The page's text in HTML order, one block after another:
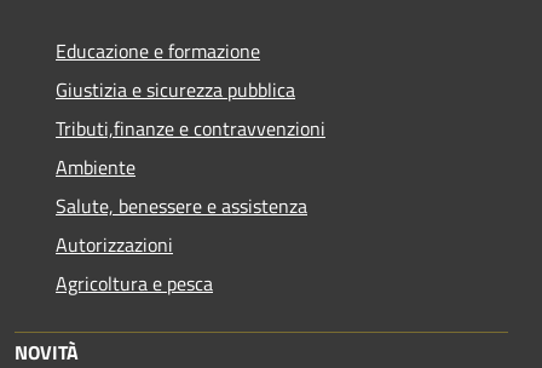
Educazione e formazione
Giustizia e sicurezza pubblica
Tributi,finanze e contravvenzioni
Ambiente
Salute, benessere e assistenza
Autorizzazioni
Agricoltura e pesca
NOVITÀ